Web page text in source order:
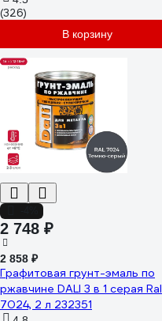
(326)
В корзину
2 748 ₽
2 858 ₽
Графитовая грунт-эмаль по
ржавчине DALI 3 в 1 серая Ral
7024, 2 л 232351